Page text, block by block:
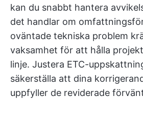
kan du snabbt hantera
det handlar om
oväntade tekniska problem
vaksamhet för att hålla
linje. Justera ETC-
säkerställa att dina
uppfyller de reviderade